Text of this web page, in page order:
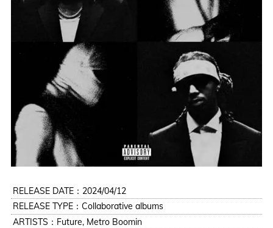
RELEASE DATE：2024/04/12
RELEASE TYPE：Collaborative albums
ARTISTS： Future, Metro Boomin